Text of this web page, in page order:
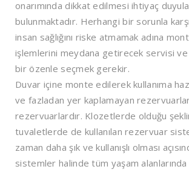
onarımında dikkat edilmesi ihtiyaç
bulunmaktadır. Herhangi bir sorunla
insan sağlığını riske atmamak adına
işlemlerini meydana getirecek servisi ve
bir özenle seçmek gerekir.
Duvar içine monte edilerek kullanıma
ve fazladan yer kaplamayan
rezervuarlardır. Klozetlerde olduğu
tuvaletlerde de kullanılan rezervuar
zaman daha şık ve kullanışlı olması
sistemler halinde tüm yaşam alanlarında